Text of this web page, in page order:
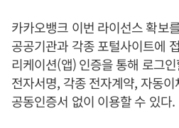
카카오뱅크 이번 라이선스 확보
공공기관과 각종 포털사이트에
리케이션(앱) 인증을 통해 로그
전자서명, 각종 전자계약, 자동
공동인증서 없이 이용할 수 있다.